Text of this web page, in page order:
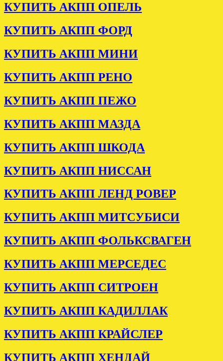
КУПИТЬ АКПП ОПЕЛЬ
КУПИТЬ АКПП ФОРД
КУПИТЬ АКПП МИНИ
КУПИТЬ АКПП РЕНО
КУПИТЬ АКПП ПЕЖО
КУПИТЬ АКПП МАЗДА
КУПИТЬ АКПП ШКОДА
КУПИТЬ АКПП НИССАН
КУПИТЬ АКПП ЛЕНД РОВЕР
КУПИТЬ АКПП МИТСУБИСИ
КУПИТЬ АКПП ФОЛЬКСВАГЕН
КУПИТЬ АКПП МЕРСЕДЕС
КУПИТЬ АКПП СИТРОЕН
КУПИТЬ АКПП КАДИЛЛАК
КУПИТЬ АКПП КРАЙСЛЕР
КУПИТЬ АКПП ХЕНДАЙ